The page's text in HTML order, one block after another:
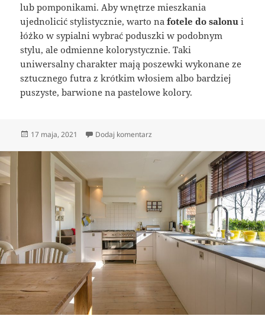
lub pomponikami. Aby wnętrze mieszkania
ujednolicić stylistycznie, warto nafotele do salonu i
łóżko w sypialni wybrać poduszki w podobnym
stylu, ale odmienne kolorystycznie. Taki
uniwersalny charakter mają poszewki wykonane ze
sztucznego futra z krótkim włosiem albo bardziej
puszyste, barwione na pastelowe kolory.
Opublikowano
17 maja, 2021 Dodaj komentarz